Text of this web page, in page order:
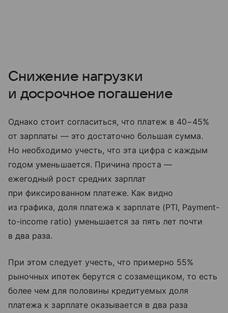
Снижение нагрузки
и досрочное погашение
Однако стоит согласиться, что платеж в 40−45%
от зарплаты — это достаточно большая сумма.
Но необходимо учесть, что эта цифра с каждым
годом уменьшается. Причина проста —
ежегодный рост средних зарплат
при фиксированном платеже. Как видно
из графика, доля платежа к зарплате (PTI, Payment-
to-income ratio) уменьшается за пять лет почти
в два раза.
При этом следует учесть, что примерно 55%
рыночных ипотек берутся с созамещиком, то есть
более чем для половины кредитуемых доля
платежа к зарплате оказывается в два раза